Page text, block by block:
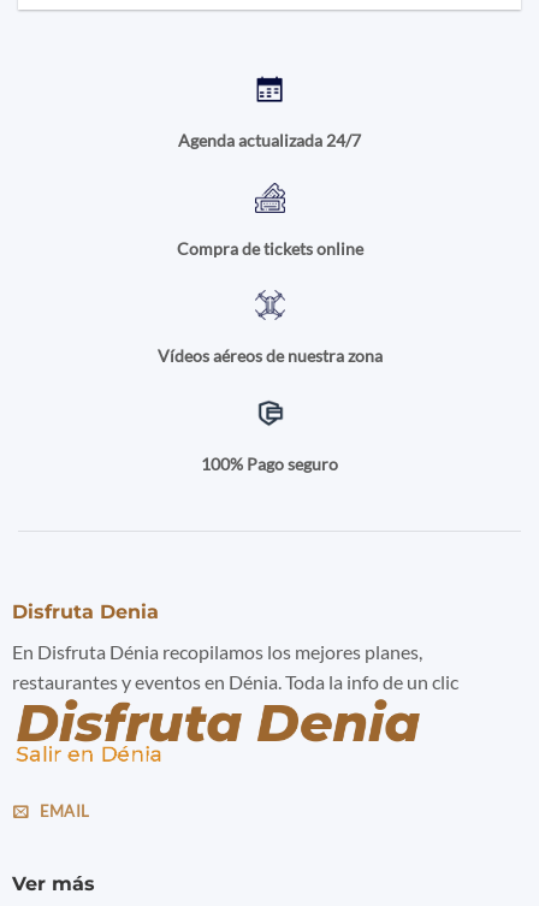
Agenda actualizada 24/7
Compra de tickets online
Vídeos aéreos de nuestra zona
100% Pago seguro
Disfruta Denia
En Disfruta Dénia recopilamos los mejores planes,
restaurantes y eventos en Dénia. Toda la info de un clic
EMAIL
Ver más